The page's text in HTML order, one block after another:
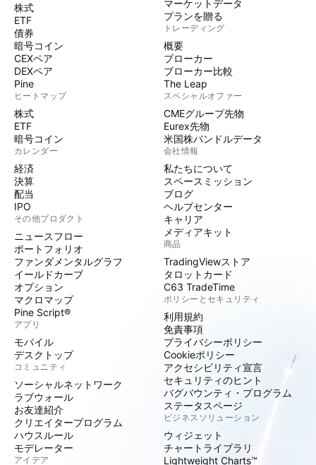
株式
ETF
債券
暗号コイン
CEXペア
DEXペア
Pine
ヒートマップ
株式
ETF
暗号コイン
カレンダー
経済
決算
配当
IPO
その他プロダクト
ニュースフロー
ポートフォリオ
ファンダメンタルグラフ
イールドカーブ
オプション
マクロマップ
Pine Script®
アプリ
モバイル
デスクトップ
コミュニティ
ソーシャルネットワーク
ラブウォール
お友達紹介
クリエイタープログラム
ハウスルール
モデレーター
アイデア
マーケットデータ
プランを贈る
トレーディング
概要
ブローカー
ブローカー比較
The Leap
スペシャルオファー
CMEグループ先物
Eurex先物
米国株バンドルデータ
会社情報
私たちについて
スペースミッション
ブログ
ヘルプセンター
キャリア
メディアキット
商品
TradingViewストア
タロットカード
C63 TradeTime
ポリシーとセキュリティ
利用規約
免責事項
プライバシーポリシー
Cookieポリシー
アクセシビリティ宣言
セキュリティのヒント
バグバウンティ・プログラム
ステータスページ
ビジネスソリューション
ウィジェット
チャートライブラリ
Lightweight Charts™